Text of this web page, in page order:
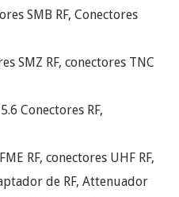
SMB RF, Conectores
SMZ RF, conectores TNC
Conectores RF,
RF, conectores UHF RF,
de RF, Attenuador